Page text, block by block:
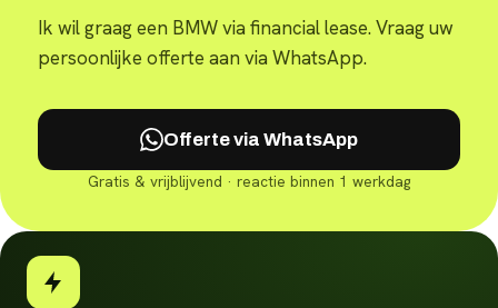
Ik wil graag een BMW via financial lease. Vraag uw
persoonlijke offerte aan via WhatsApp.
Offerte via WhatsApp
Gratis & vrijblijvend · reactie binnen 1 werkdag